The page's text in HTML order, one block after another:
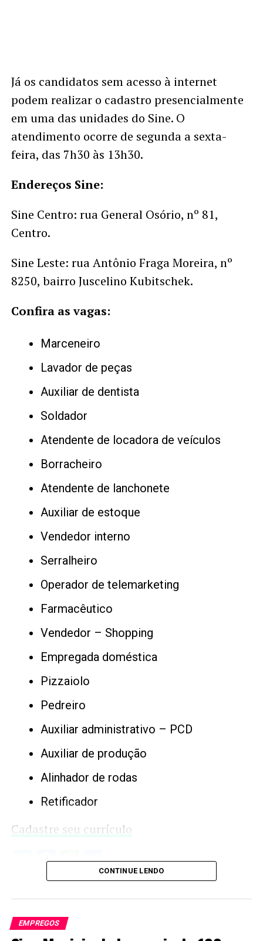
Já os candidatos sem acesso à internet
podem realizar o cadastro presencialmente
em uma das unidades do Sine. O
atendimento ocorre de segunda a sexta-
feira, das 7h30 às 13h30.
Endereços Sine:
Sine Centro: rua General Osório, nº 81,
Centro.
Sine Leste: rua Antônio Fraga Moreira, nº
8250, bairro Juscelino Kubitschek.
Confira as vagas:
Marceneiro
Lavador de peças
Auxiliar de dentista
Soldador
Atendente de locadora de veículos
Borracheiro
Atendente de lanchonete
Auxiliar de estoque
Vendedor interno
Serralheiro
Operador de telemarketing
Farmacêutico
Vendedor – Shopping
Empregada doméstica
Pizzaiolo
Pedreiro
Auxiliar administrativo – PCD
Auxiliar de produção
Alinhador de rodas
Retificador
Cadastre seu currículo
Twitter
Facebook
WhatsApp
Share
CONTINUE LENDO
EMPREGOS